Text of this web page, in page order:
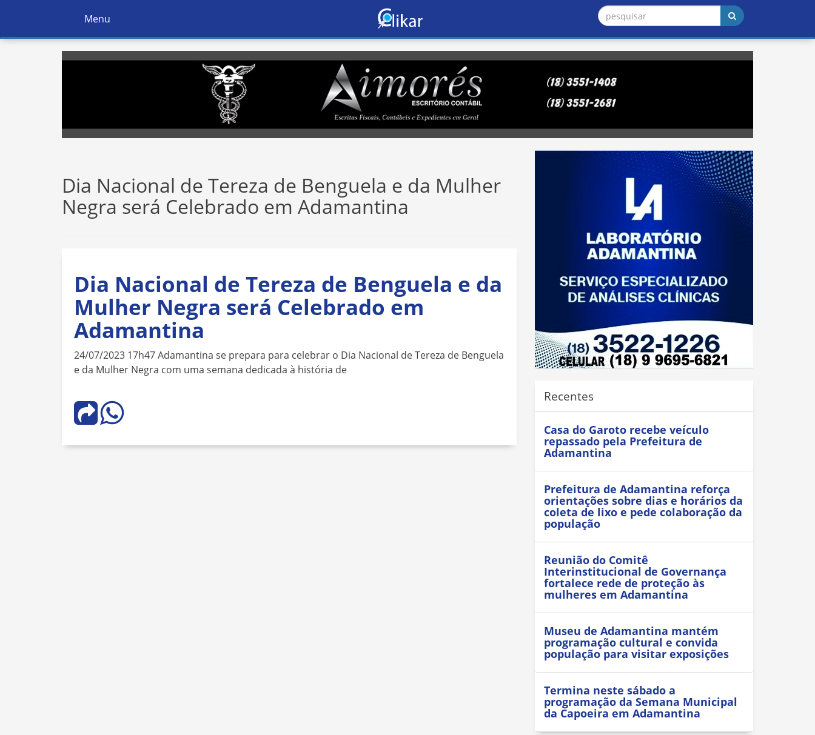
Ativar
Navegação
Menu
Dia Nacional de Tereza de Benguela e da Mulher
Negra será Celebrado em Adamantina
Dia Nacional de Tereza de Benguela e da
Mulher Negra será Celebrado em
Adamantina
24/07/2023 17h47 Adamantina se prepara para celebrar o Dia Nacional de Tereza de Benguela
e da Mulher Negra com uma semana dedicada à história de
Recentes
Casa do Garoto recebe veículo
repassado pela Prefeitura de
Adamantina
Prefeitura de Adamantina reforça
orientações sobre dias e horários da
coleta de lixo e pede colaboração da
população
Reunião do Comitê
Interinstitucional de Governança
fortalece rede de proteção às
mulheres em Adamantina
Museu de Adamantina mantém
programação cultural e convida
população para visitar exposições
Termina neste sábado a
programação da Semana Municipal
da Capoeira em Adamantina